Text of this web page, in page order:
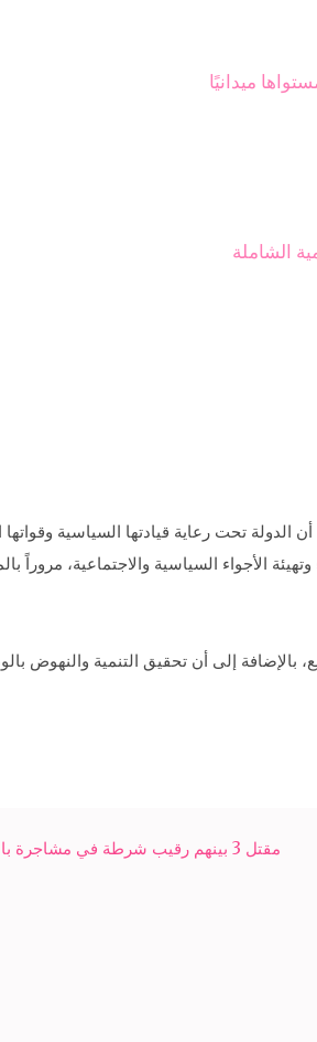
ميدانيًا
الشاملة
الدولة تحت رعاية قيادتها السياسية
الأجواء السياسية والاجتماعية، مروراً
إلى أن تحقيق التنمية والنهوض
مقتل 3 بينهم رقيب شرطة في مشاجرة بالأسلحة في سوهاج